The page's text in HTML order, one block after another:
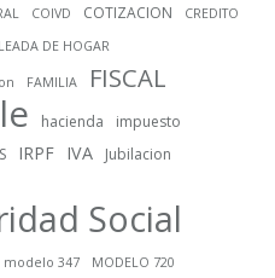
COIVD COTIZACION CREDITO
DE HOGAR
FAMILIA FISCAL
hacienda
impuesto
IRPF IVA Jubilacion
Social
modelo 347
MODELO 720